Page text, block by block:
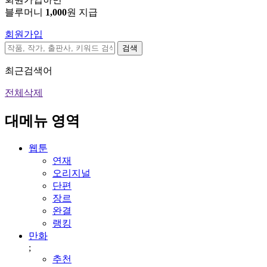
블루머니 1,000원 지급
회원가입
검색
최근검색어
전체삭제
대메뉴 영역
웹툰
연재
오리지널
단편
장르
완결
랭킹
만화
;
추천